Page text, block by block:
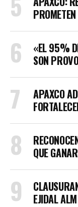
«EL 95%
SON
APAXCO
QUE
EJIDAL ALM